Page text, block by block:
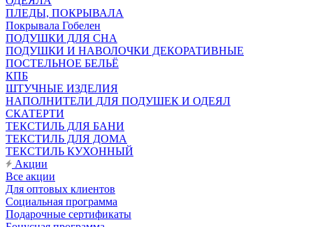
ПЛЕДЫ, ПОКРЫВАЛА
Покрывала Гобелен
ПОДУШКИ ДЛЯ СНА
ПОДУШКИ И НАВОЛОЧКИ ДЕКОРАТИВНЫЕ
ПОСТЕЛЬНОЕ БЕЛЬЁ
КПБ
ШТУЧНЫЕ ИЗДЕЛИЯ
НАПОЛНИТЕЛИ ДЛЯ ПОДУШЕК И ОДЕЯЛ
СКАТЕРТИ
ТЕКСТИЛЬ ДЛЯ БАНИ
ТЕКСТИЛЬ ДЛЯ ДОМА
ТЕКСТИЛЬ КУХОННЫЙ
Акции
Все акции
Для оптовых клиентов
Социальная программа
Подарочные сертификаты